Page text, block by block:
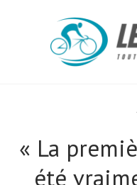
« La
été